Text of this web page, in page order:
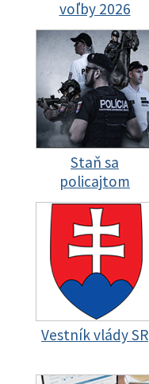
voľby 2026
Staň sa
policajtom
Vestník vlády SR